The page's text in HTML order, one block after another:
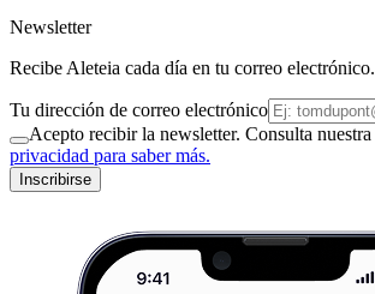
Newsletter
Recibe Aleteia cada día en tu correo electrónico.
Tu dirección de correo electrónico
Acepto recibir la newsletter. Consulta nuestra
privacidad para saber más.
Inscribirse